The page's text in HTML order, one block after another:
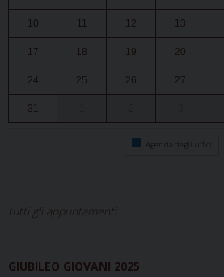
10 11 12 13
17 18 19 20
24 25 26 27
31
Agenda degli uffici
tutti gli appuntamenti...
GIUBILEO GIOVANI 2025